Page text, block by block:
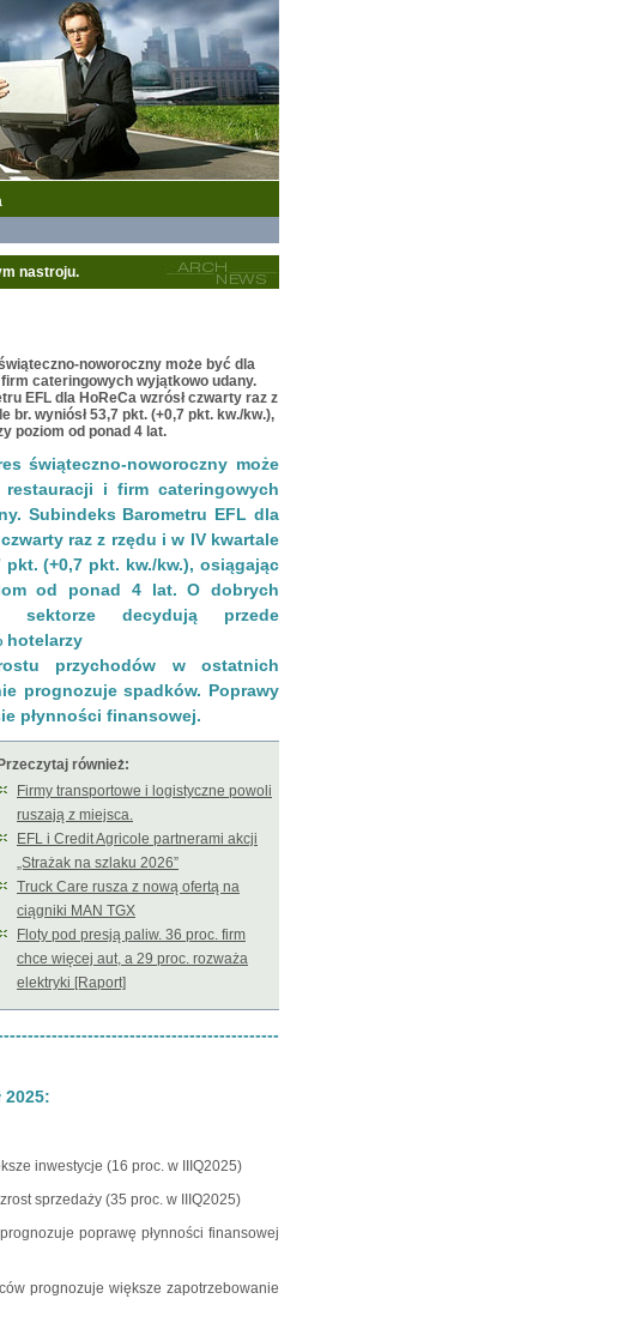
nastroju.
noworoczny może być dla
cateringowych wyjątkowo udany.
EFL dla HoReCa wzrósł czwarty raz z
br. wyniósł 53,7 pkt. (+0,7 pkt. kw./kw.),
poziom od ponad 4 lat.
świąteczno-noworoczny może
i firm cateringowych
Subindeks Barometru EFL dla
czwarty raz z rzędu i w IV kwartale
pkt. (+0,7 pkt. kw./kw.), osiągając
od ponad 4 lat. O dobrych
sektorze decydują przede
hotelarzy
przychodów w ostatnich
prognozuje spadków. Poprawy
płynności finansowej.
Przeczytaj również:
Firmy transportowe i logistyczne powoli
ruszają z miejsca.
EFL i Credit Agricole partnerami akcji
„Strażak na szlaku 2026”
Truck Care rusza z nową ofertą na
ciągniki MAN TGX
Floty pod presją paliw. 36 proc. firm
chce więcej aut, a 29 proc. rozważa
elektryki [Raport]
2025:
inwestycje (16 proc. w IIIQ2025)
sprzedaży (35 proc. w IIIQ2025)
poprawę płynności finansowej
prognozuje większe zapotrzebowanie